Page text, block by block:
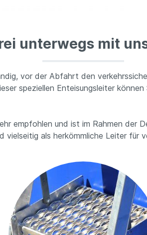
unterwegs mit
vor der Abfahrt den
speziellen Enteisungsleiter
empfohlen und ist im Rahmen der
als herkömmliche Leiter für